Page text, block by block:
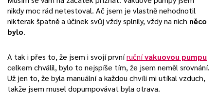
nikdy moc rád netestoval. Ač jsem je vlastně nehodnotil
nikterak špatně a účinek svůj vždy splnily, vždy na nich něco
bylo.
A tak i přes to, že jsem i svojí prvníručnívakuovou pumpu
celkem chválil, bylo to nejspíše tím, že jsem neměl srovnání.
Už jen to, že byla manuální a každou chvíli mi utíkal vzduch,
takže jsem musel dopumpovávat byla otrava.